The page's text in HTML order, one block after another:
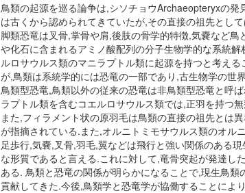
鳥類の起源を巡る論争は,シソチョウArchaeopteryxの
は古くから認められてきていたが,その直接の祖先とし
脚類恐竜は叉骨,掌骨や肩,後肢の骨学的特徴,気嚢など
や化石に含まれるアミノ酸配列の分子生物学的な系統
ルロサウルス類のマニラプトル類に起源を持つと考え
が,鳥類は系統学的には恐竜の一部であり,古生物学の世
鳥類型恐竜,鳥類以外の従来の恐竜は非鳥類型恐竜と呼
ラプトル類を含むコエルロサウルス類では,正羽を持つ
また,フィラメント状の原羽毛は鳥類の直接の祖先とは
が指摘されている.また,オルニトミモサウルス類のオ
足歩行,気嚢,叉骨,羽毛,翼などは飛行と強い関係のある
な形質であると言える.これに対して,竜骨突起が発達
ある. 鳥類と恐竜の関係が明らかになることで,現生鳥
貢献してきた.今後,鳥類学と恐竜学が協働することによ